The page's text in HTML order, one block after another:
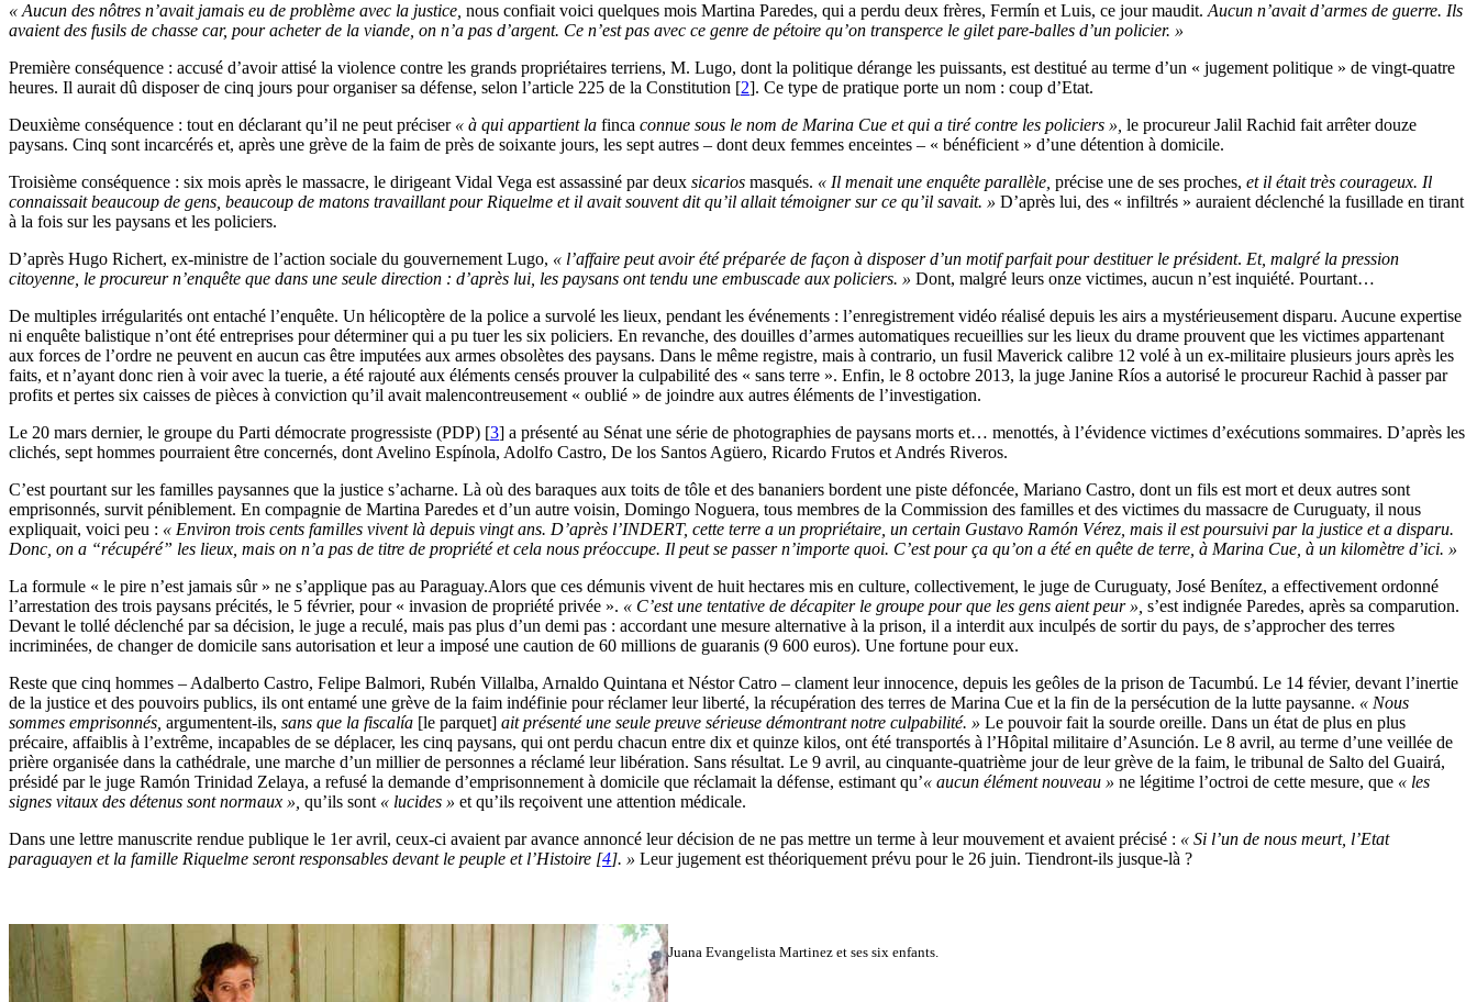
« Aucun des nôtres n’avait jamais eu de problème avec la justice, nous confiait voici quelques mois Martina Paredes, qui a perdu deux frères, Fermín et Luis, ce jour maudit. Aucun n’avait d’armes de guerre. Ils
avaient des fusils de chasse car, pour acheter de la viande, on n’a pas d’argent. Ce n’est pas avec ce genre de pétoire qu’on transperce le gilet pare-balles d’un policier. »
Première conséquence : accusé d’avoir attisé la violence contre les grands propriétaires terriens, M. Lugo, dont la politique dérange les puissants, est destitué au terme d’un « jugement politique » de vingt-quatre
heures. Il aurait dû disposer de cinq jours pour organiser sa défense, selon l’article 225 de la Constitution [2]. Ce type de pratique porte un nom : coup d’Etat.
Deuxième conséquence : tout en déclarant qu’il ne peut préciser « à qui appartient la finca connue sous le nom de Marina Cue et qui a tiré contre les policiers », le procureur Jalil Rachid fait arrêter douze
paysans. Cinq sont incarcérés et, après une grève de la faim de près de soixante jours, les sept autres – dont deux femmes enceintes – « bénéficient » d’une détention à domicile.
Troisième conséquence : six mois après le massacre, le dirigeant Vidal Vega est assassiné par deux sicarios masqués. « Il menait une enquête parallèle, précise une de ses proches, et il était très courageux. Il
connaissait beaucoup de gens, beaucoup de matons travaillant pour Riquelme et il avait souvent dit qu’il allait témoigner sur ce qu’il savait. » D’après lui, des « infiltrés » auraient déclenché la fusillade en tirant
à la fois sur les paysans et les policiers.
D’après Hugo Richert, ex-ministre de l’action sociale du gouvernement Lugo, « l’affaire peut avoir été préparée de façon à disposer d’un motif parfait pour destituer le président. Et, malgré la pression
citoyenne, le procureur n’enquête que dans une seule direction : d’après lui, les paysans ont tendu une embuscade aux policiers. » Dont, malgré leurs onze victimes, aucun n’est inquiété. Pourtant…
De multiples irrégularités ont entaché l’enquête. Un hélicoptère de la police a survolé les lieux, pendant les événements : l’enregistrement vidéo réalisé depuis les airs a mystérieusement disparu. Aucune expertise
ni enquête balistique n’ont été entreprises pour déterminer qui a pu tuer les six policiers. En revanche, des douilles d’armes automatiques recueillies sur les lieux du drame prouvent que les victimes appartenant
aux forces de l’ordre ne peuvent en aucun cas être imputées aux armes obsolètes des paysans. Dans le même registre, mais à contrario, un fusil Maverick calibre 12 volé à un ex-militaire plusieurs jours après les
faits, et n’ayant donc rien à voir avec la tuerie, a été rajouté aux éléments censés prouver la culpabilité des « sans terre ». Enfin, le 8 octobre 2013, la juge Janine Ríos a autorisé le procureur Rachid à passer par
profits et pertes six caisses de pièces à conviction qu’il avait malencontreusement « oublié » de joindre aux autres éléments de l’investigation.
Le 20 mars dernier, le groupe du Parti démocrate progressiste (PDP) [3] a présenté au Sénat une série de photographies de paysans morts et… menottés, à l’évidence victimes d’exécutions sommaires. D’après les
clichés, sept hommes pourraient être concernés, dont Avelino Espínola, Adolfo Castro, De los Santos Agüero, Ricardo Frutos et Andrés Riveros.
C’est pourtant sur les familles paysannes que la justice s’acharne. Là où des baraques aux toits de tôle et des bananiers bordent une piste défoncée, Mariano Castro, dont un fils est mort et deux autres sont
emprisonnés, survit péniblement. En compagnie de Martina Paredes et d’un autre voisin, Domingo Noguera, tous membres de la Commission des familles et des victimes du massacre de Curuguaty, il nous
expliquait, voici peu : « Environ trois cents familles vivent là depuis vingt ans. D’après l’INDERT, cette terre a un propriétaire, un certain Gustavo Ramón Vérez, mais il est poursuivi par la justice et a disparu.
Donc, on a “récupéré” les lieux, mais on n’a pas de titre de propriété et cela nous préoccupe. Il peut se passer n’importe quoi. C’est pour ça qu’on a été en quête de terre, à Marina Cue, à un kilomètre d’ici. »
La formule « le pire n’est jamais sûr » ne s’applique pas au Paraguay.Alors que ces démunis vivent de huit hectares mis en culture, collectivement, le juge de Curuguaty, José Benítez, a effectivement ordonné
l’arrestation des trois paysans précités, le 5 février, pour « invasion de propriété privée ». « C’est une tentative de décapiter le groupe pour que les gens aient peur », s’est indignée Paredes, après sa comparution.
Devant le tollé déclenché par sa décision, le juge a reculé, mais pas plus d’un demi pas : accordant une mesure alternative à la prison, il a interdit aux inculpés de sortir du pays, de s’approcher des terres
incriminées, de changer de domicile sans autorisation et leur a imposé une caution de 60 millions de guaranis (9 600 euros). Une fortune pour eux.
Reste que cinq hommes – Adalberto Castro, Felipe Balmori, Rubén Villalba, Arnaldo Quintana et Néstor Catro – clament leur innocence, depuis les geôles de la prison de Tacumbú. Le 14 févier, devant l’inertie
de la justice et des pouvoirs publics, ils ont entamé une grève de la faim indéfinie pour réclamer leur liberté, la récupération des terres de Marina Cue et la fin de la persécution de la lutte paysanne. « Nous
sommes emprisonnés, argumentent-ils, sans que la fiscalía [le parquet] ait présenté une seule preuve sérieuse démontrant notre culpabilité. » Le pouvoir fait la sourde oreille. Dans un état de plus en plus
précaire, affaiblis à l’extrême, incapables de se déplacer, les cinq paysans, qui ont perdu chacun entre dix et quinze kilos, ont été transportés à l’Hôpital militaire d’Asunción. Le 8 avril, au terme d’une veillée de
prière organisée dans la cathédrale, une marche d’un millier de personnes a réclamé leur libération. Sans résultat. Le 9 avril, au cinquante-quatrième jour de leur grève de la faim, le tribunal de Salto del Guairá,
présidé par le juge Ramón Trinidad Zelaya, a refusé la demande d’emprisonnement à domicile que réclamait la défense, estimant qu’« aucun élément nouveau » ne légitime l’octroi de cette mesure, que « les
signes vitaux des détenus sont normaux », qu’ils sont « lucides » et qu’ils reçoivent une attention médicale.
Dans une lettre manuscrite rendue publique le 1er avril, ceux-ci avaient par avance annoncé leur décision de ne pas mettre un terme à leur mouvement et avaient précisé : « Si l’un de nous meurt, l’Etat
paraguayen et la famille Riquelme seront responsables devant le peuple et l’Histoire [4]. » Leur jugement est théoriquement prévu pour le 26 juin. Tiendront-ils jusque-là ?
Juana Evangelista Martinez et ses six enfants.